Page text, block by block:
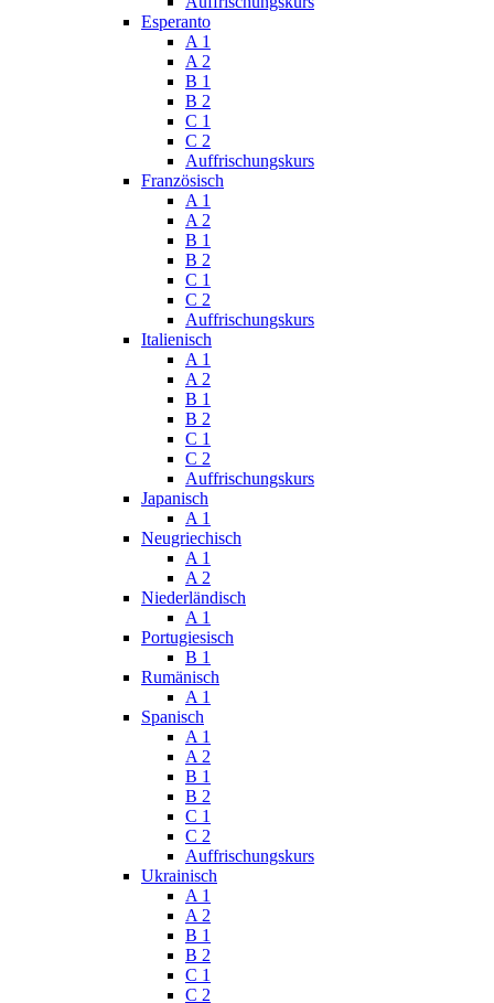
Esperanto
A 1
A 2
B 1
B 2
C 1
C 2
Auffrischungskurs
Französisch
A 1
A 2
B 1
B 2
C 1
C 2
Auffrischungskurs
Italienisch
A 1
A 2
B 1
B 2
C 1
C 2
Auffrischungskurs
Japanisch
A 1
Neugriechisch
A 1
A 2
Niederländisch
A 1
Portugiesisch
B 1
Rumänisch
A 1
Spanisch
A 1
A 2
B 1
B 2
C 1
C 2
Auffrischungskurs
Ukrainisch
A 1
A 2
B 1
B 2
C 1
C 2